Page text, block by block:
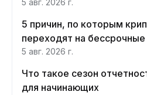
5 авг. 2026 г.
5 причин, по которым
переходят на
5 авг. 2026 г.
Что такое сезон
для начинающих